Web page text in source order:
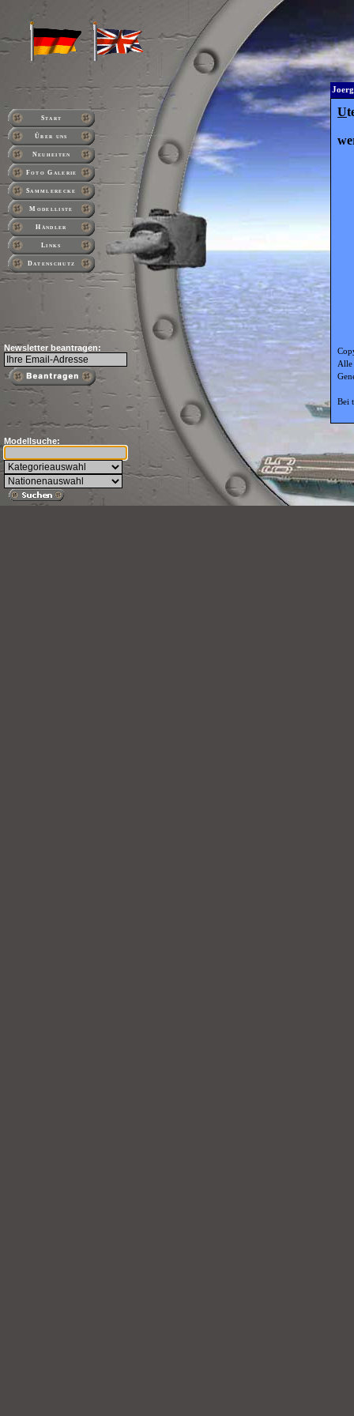
U
Alle
Bei
Start
Über uns
Neuheiten
Foto Galerie
Sammlerecke
Modelliste
Händler
Links
Datenschutz
Newsletter beantragen:
Modellsuche: